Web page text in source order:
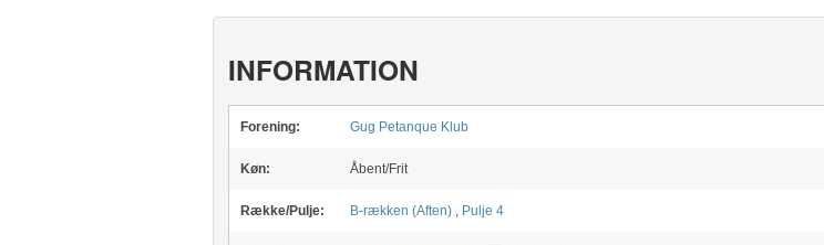
INFORMATION
Forening: Gug Petanque Klub
Køn: Åbent/Frit
Række/Pulje: B-rækken (Aften), Pulje 4